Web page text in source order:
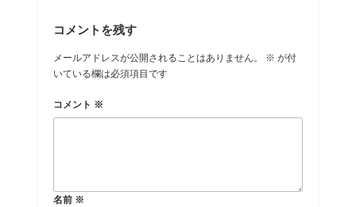
コメントを残す
メールアドレスが公開されることはありません。 ※ が付
いている欄は必須項目です
コメント ※
名前 ※